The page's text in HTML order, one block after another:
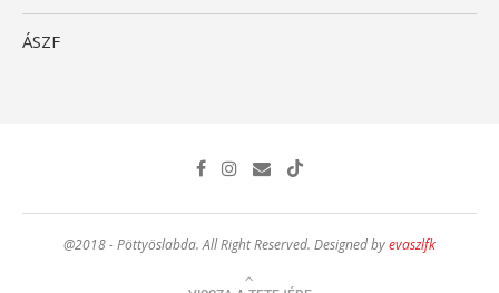
ÁSZF
@2018 - Pöttyöslabda. All Right Reserved. Designed byevaszlfk